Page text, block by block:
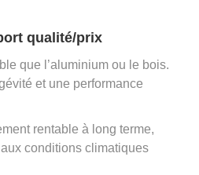
qualité/prix
que l’aluminium ou le bois.
et une performance
rentable à long terme,
conditions climatiques